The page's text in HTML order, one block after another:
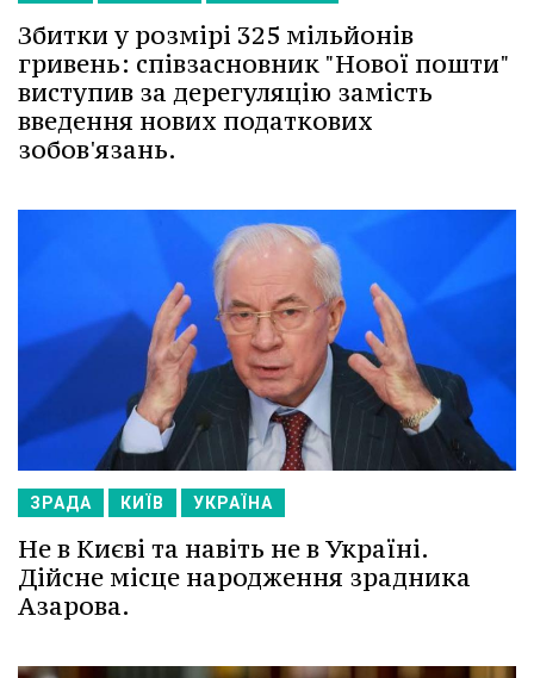
Збитки у розмірі 325 мільйонів
гривень: співзасновник "Нової пошти"
виступив за дерегуляцію замість
введення нових податкових
зобов'язань.
ЗРАДА КИЇВ УКРАЇНА
Не в Києві та навіть не в Україні.
Дійсне місце народження зрадника
Азарова.